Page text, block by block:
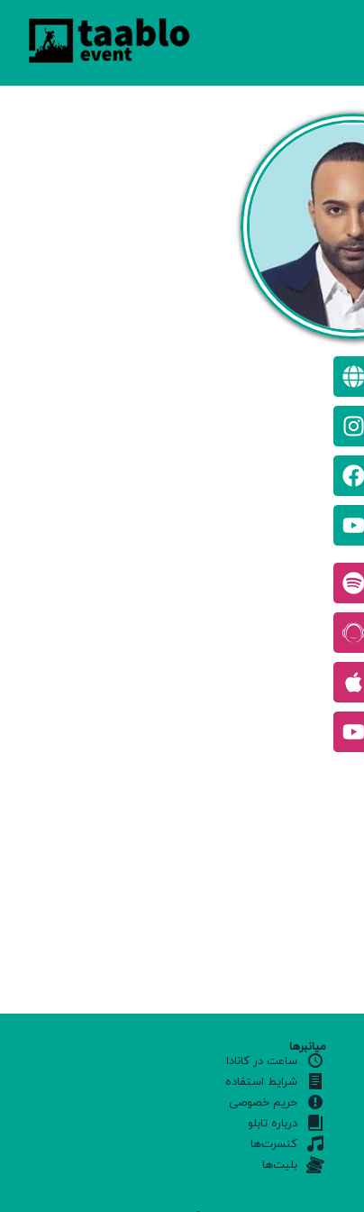
میانبرها
ساعت در کانادا
شرایط استفاده
حریم خصوصی
درباره تابلو
کنسرت‌ها
بلیت‌ها